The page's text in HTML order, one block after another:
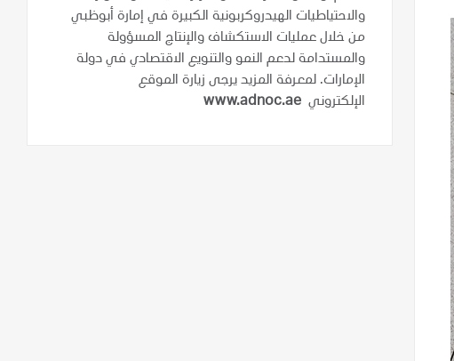
والاحتياطيات الهيدروكربونية الكبيرة في إمارة أبوظبي
من خلال عمليات الاستكشاف والإنتاج المسؤولة
والمستدامة لدعم النمو والتنويع الاقتصادي في دولة
الإمارات. لمعرفة المزيد يرجى زيارة الموقع
الإلكتروني www.adnoc.ae